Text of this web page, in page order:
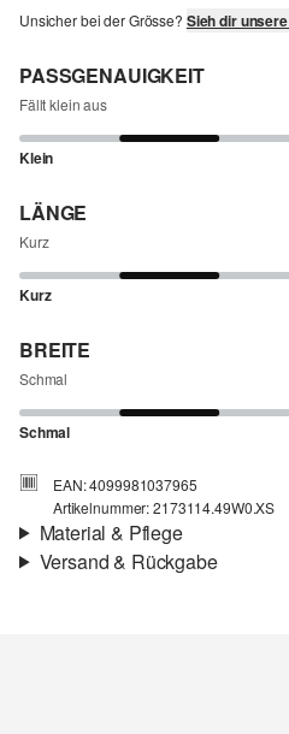
Unsicher bei der Grösse? Sieh dir
PASSGENAUIGKEIT
Fällt klein aus
Klein
LÄNGE
Kurz
Kurz
BREITE
Schmal
Schmal
EAN: 4099981037965
Artikelnummer: 2173114.49W0.XS
Material & Pflege
Versand & Rückgabe